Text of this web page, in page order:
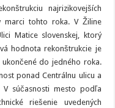
najrizikovejších
marci tohto roka. V Žiline
Matice slovenskej, ktorý
hodnota rekonštrukcie je
do jedného roka.
ponad Centrálnu ulicu a
súčasnosti mesto podľa
riešenie uvedených